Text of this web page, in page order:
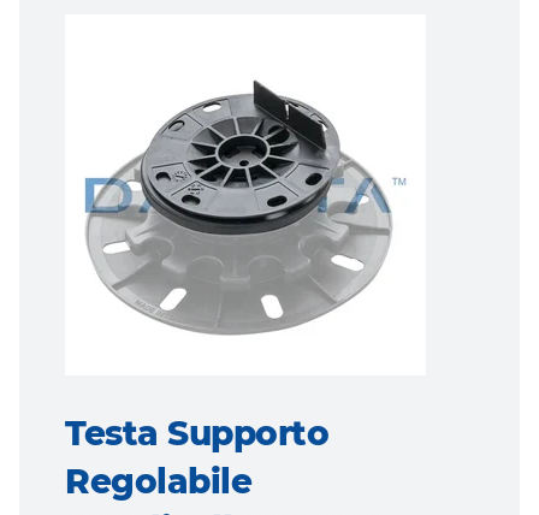
Testa Supporto
Regolabile